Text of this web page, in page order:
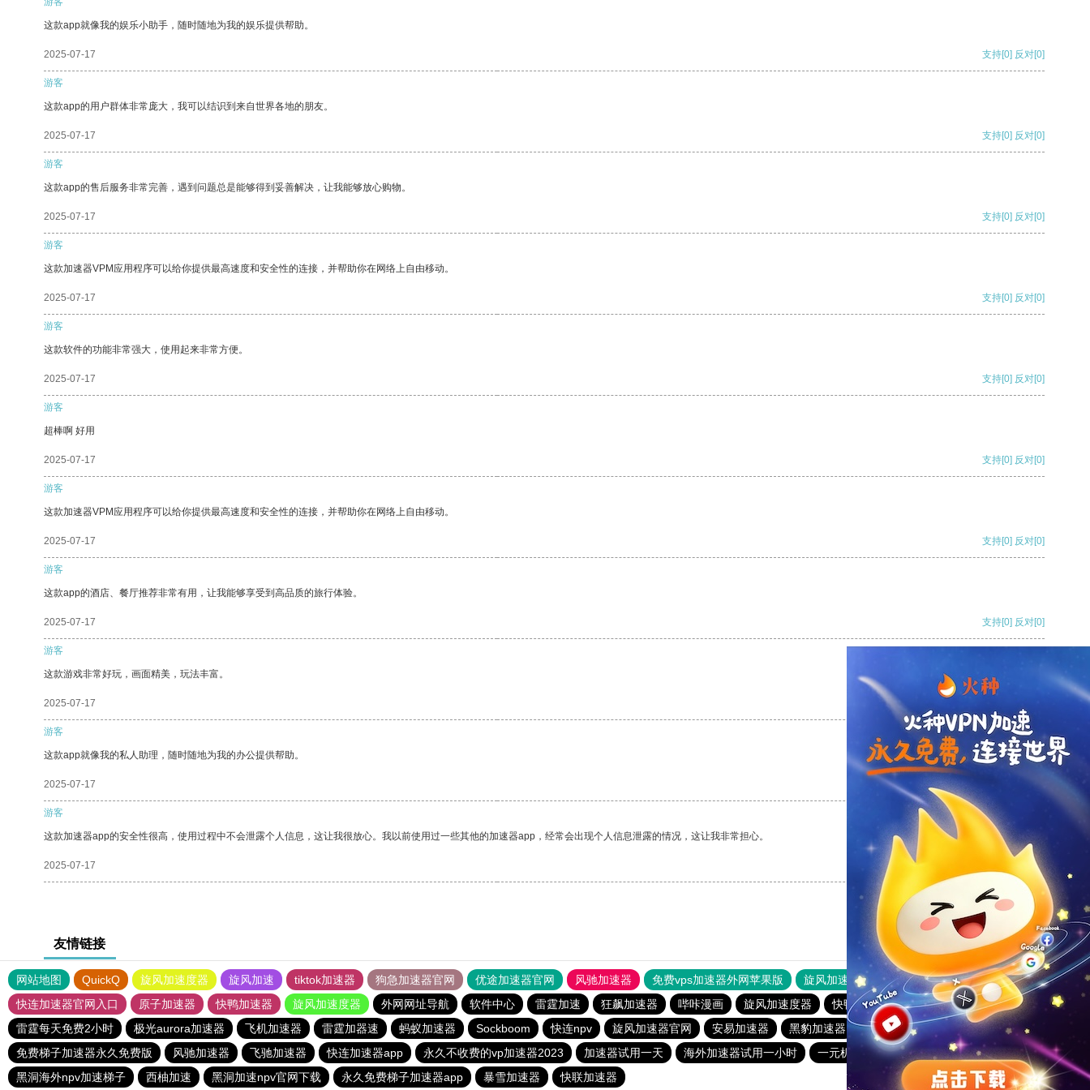
这款app就像我的娱乐小助手，随时随地为我的娱乐提供帮助。
2025-07-17 支持[0] 反对[0]
游客
这款app的用户群体非常庞大，我可以结识到来自世界各地的朋友。
2025-07-17 支持[0] 反对[0]
游客
这款app的售后服务非常完善，遇到问题总是能够得到妥善解决，让我能够放心购物。
2025-07-17 支持[0] 反对[0]
游客
这款加速器VPM应用程序可以给你提供最高速度和安全性的连接，并帮助你在网络上自由移动。
2025-07-17 支持[0] 反对[0]
游客
这款软件的功能非常强大，使用起来非常方便。
2025-07-17 支持[0] 反对[0]
游客
超棒啊 好用
2025-07-17 支持[0] 反对[0]
游客
这款加速器VPM应用程序可以给你提供最高速度和安全性的连接，并帮助你在网络上自由移动。
2025-07-17 支持[0] 反对[0]
游客
这款app的酒店、餐厅推荐非常有用，让我能够享受到高品质的旅行体验。
2025-07-17 支持[0] 反对[0]
游客
这款游戏非常好玩，画面精美，玩法丰富。
2025-07-17
游客
这款app就像我的私人助理，随时随地为我的办公提供帮助。
2025-07-17 反对
游客
这款加速器app的安全性很高，使用过程中不会泄露个人信息，这让我很放心。我以前使用过一些其他的加速器app，经常会出现个人信息泄露的情况，这让我非常担心。
2025-07-17 反对[0]
友情链接
网站地图 QuickQ 旋风加速度器 旋风加速 tiktok加速器 狗急加速器官网 优途加速器官网 风驰加速器 免费vps加速器外网苹果版 旋风加速度器
快连加速器
快连加速器官网入口
原子加速器 快鸭加速器 旋风加速度器 外网网址导航 软件中心 雷霆加速 狂飙加速器 哔咔漫画 旋风加速度器 快鸭官网 旋风加速度器
云梯加速器
雷霆每天免费2小时
极光aurora加速器 飞机加速器 雷霆加器速 蚂蚁加速器 Sockboom 快连npv 旋风加速器官网 安易加速器 黑豹加速器
爬梯子加速器
免费梯子加速器永久免费版
风驰加速器 飞驰加速器 快连加速器app 永久不收费的vp加速器2023 加速器试用一天 海外加速器试用一小时 一元机场
旋风加速官网下载
黑洞海外npv加速梯子
西柚加速 黑洞加速npv官网下载 永久免费梯子加速器app 暴雪加速器 快联加速器